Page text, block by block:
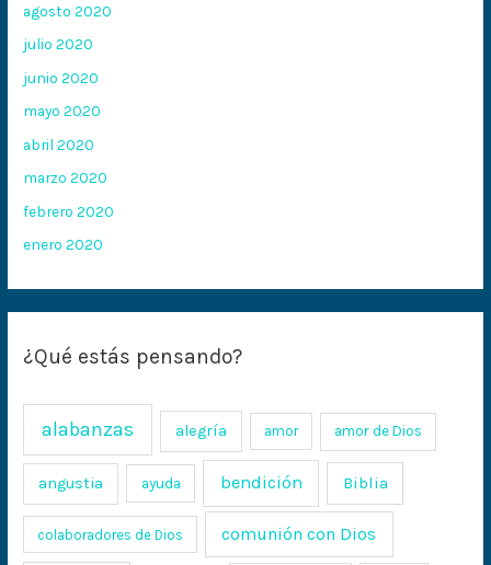
agosto 2020
julio 2020
junio 2020
mayo 2020
abril 2020
marzo 2020
febrero 2020
enero 2020
¿Qué estás pensando?
alabanzas alegría amor amor de Dios
angustia ayuda bendición Biblia
colaboradores de Dios comunión con Dios